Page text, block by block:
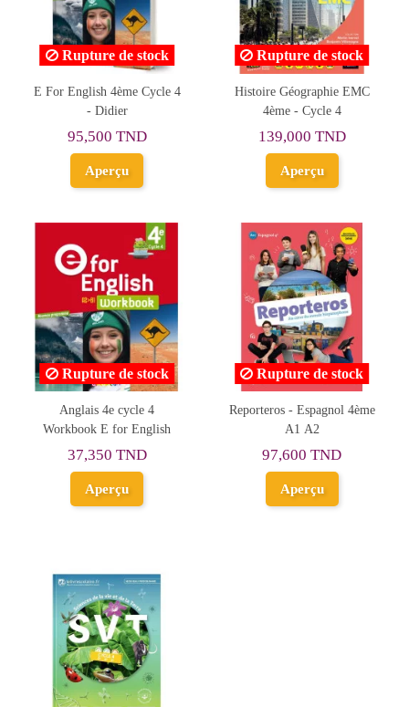
Rupture de stock
E For English 4ème Cycle 4
- Didier
95,500 TND
Aperçu
Rupture de stock
Histoire Géographie EMC
4ème - Cycle 4
139,000 TND
Aperçu
Rupture de stock
Anglais 4e cycle 4
Workbook E for English
37,350 TND
Aperçu
Rupture de stock
Reporteros - Espagnol 4ème
A1 A2
97,600 TND
Aperçu